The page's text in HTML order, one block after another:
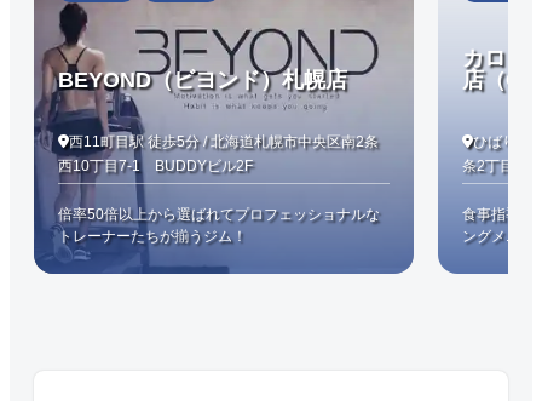
BEYOND（ビヨンド）札幌店
西11町目駅 徒歩5分 / 北海道札幌市中央区南2条
西10丁目7-1 BUDDYビル2F
倍率50倍以上から選ばれてプロフェッショナルな
トレーナーたちが揃うジム！
カロリ
店（
ひばりヶ
条2丁目13-
食事指導に
ングメニュ